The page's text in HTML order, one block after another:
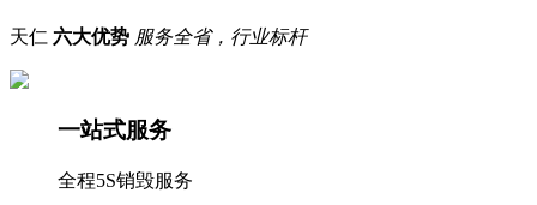
天仁 六大优势 服务全省，行业标杆
一站式服务
全程5S销毁服务